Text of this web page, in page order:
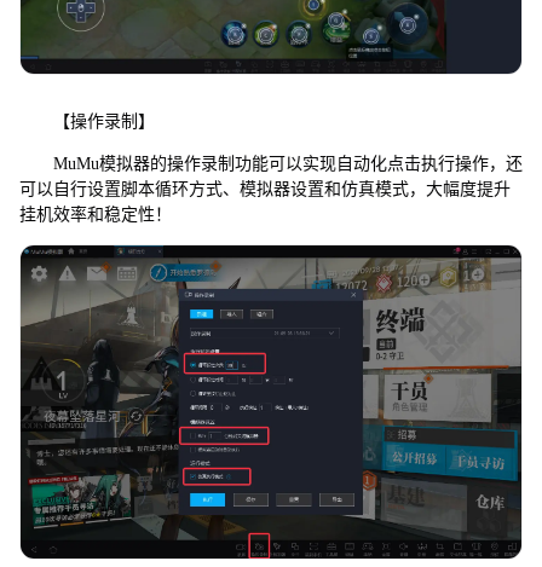
【操作录制】
MuMu模拟器的操作录制功能可以实现自动化点击执行操作，还
可以自行设置脚本循环方式、模拟器设置和仿真模式，大幅度提升
挂机效率和稳定性！